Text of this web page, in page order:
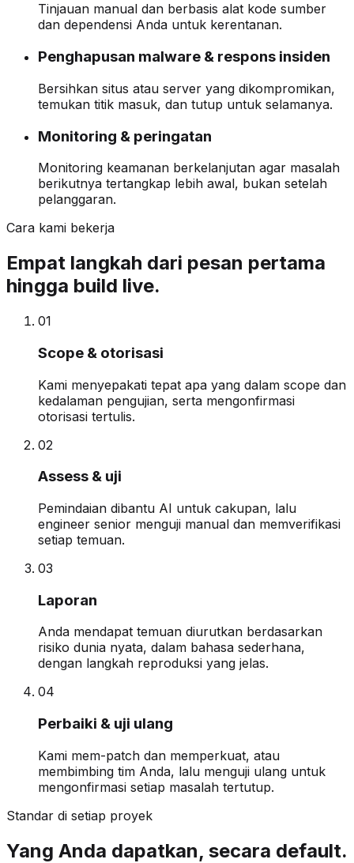
Tinjauan manual dan berbasis alat kode sumber
dan dependensi Anda untuk kerentanan.
Penghapusan malware & respons insiden
Bersihkan situs atau server yang dikompromikan,
temukan titik masuk, dan tutup untuk selamanya.
Monitoring & peringatan
Monitoring keamanan berkelanjutan agar masalah
berikutnya tertangkap lebih awal, bukan setelah
pelanggaran.
Cara kami bekerja
Empat langkah dari pesan pertama
hingga build live.
01
Scope & otorisasi
Kami menyepakati tepat apa yang dalam scope dan
kedalaman pengujian, serta mengonfirmasi
otorisasi tertulis.
02
Assess & uji
Pemindaian dibantu AI untuk cakupan, lalu
engineer senior menguji manual dan memverifikasi
setiap temuan.
03
Laporan
Anda mendapat temuan diurutkan berdasarkan
risiko dunia nyata, dalam bahasa sederhana,
dengan langkah reproduksi yang jelas.
04
Perbaiki & uji ulang
Kami mem-patch dan memperkuat, atau
membimbing tim Anda, lalu menguji ulang untuk
mengonfirmasi setiap masalah tertutup.
Standar di setiap proyek
Yang Anda dapatkan, secara default.